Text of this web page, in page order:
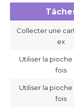
Collecter une
ex
Utiliser la pioche
fois
Utiliser la pioche
fois